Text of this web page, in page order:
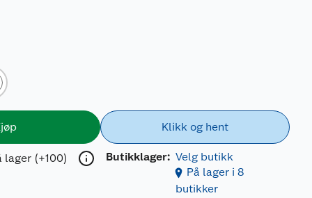
lager (+100)
Klikk og hent
Butikklager: Velg butikk
På lager i 8
butikker